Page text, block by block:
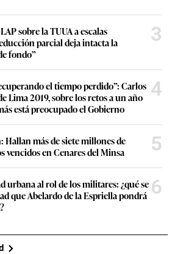
sobre la TUUA a escalas
parcial deja intacta la
fondo”
3
el tiempo perdido”: Carlos
Lima 2019, sobre los retos a un año
está preocupado el Gobierno
4
Hallan más de siete millones de
vencidos en Cenares del Minsa
5
urbana al rol de los militares: ¿qué se
que Abelardo de la Espriella pondrá 6